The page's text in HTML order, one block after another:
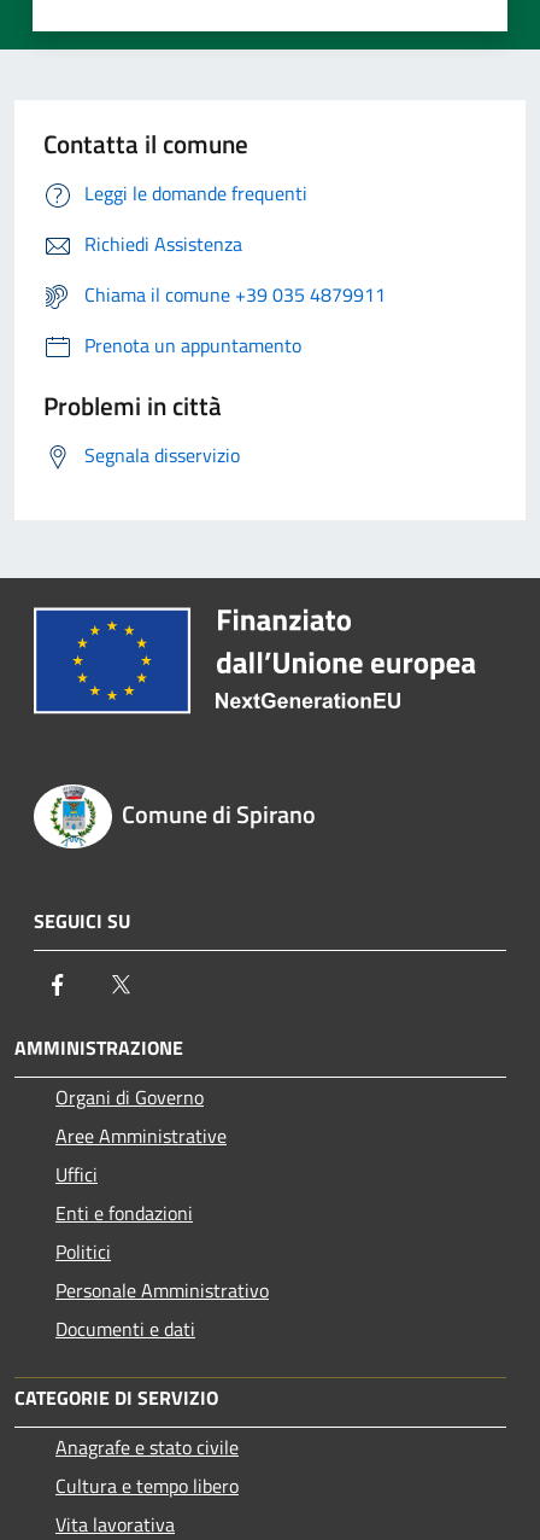
Contatta il comune
Leggi le domande frequenti
Richiedi Assistenza
Chiama il comune +39 035 4879911
Prenota un appuntamento
Problemi in città
Segnala disservizio
Comune di Spirano
SEGUICI SU
Facebook
AMMINISTRAZIONE
Organi di Governo
Aree Amministrative
Uffici
Enti e fondazioni
Politici
Personale Amministrativo
Documenti e dati
CATEGORIE DI SERVIZIO
Anagrafe e stato civile
Cultura e tempo libero
Vita lavorativa